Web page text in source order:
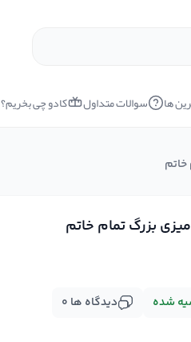
ها سوالات متداول کادو چی بخریم؟
خاتم
بزرگ تمام خاتم
۰ دیدگاه ها شده